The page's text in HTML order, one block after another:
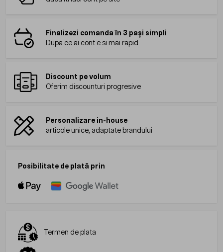
Finalizezi comanda în 3 pași simpli
Dupa ce ai cont e si mai rapid
Discount pe volum
Oferim discounturi progresive
Personalizare in-house
articole unice, adaptate brandului
Posibilitate de plată prin
Termen de plata